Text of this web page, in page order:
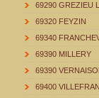
69290 GREZIEU
69320 FEYZIN
69340
69390 MILLERY
69390
69400